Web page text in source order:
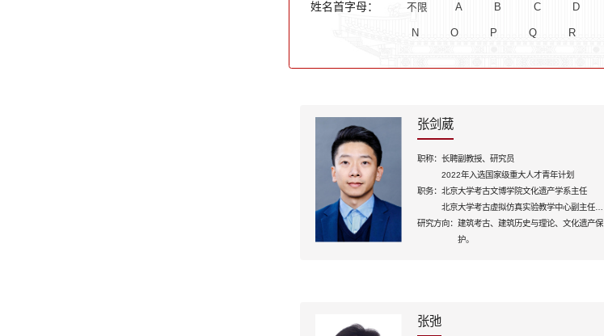
姓名首字母： 不限 A B C D
N O P Q R
张剑葳
职称： 长聘副教授、研究员
2022年入选国家级重大人才青年计划
职务： 北京大学考古文博学院文化遗产学系主任
北京大学考古虚拟仿真实验教学中心副主任
联合国教科文组织亚太地区世界遗产培训与研
究（北京）中心常务副主任
研究方向： 建筑考古、建筑历史与理论、文化遗产保
护。
张弛